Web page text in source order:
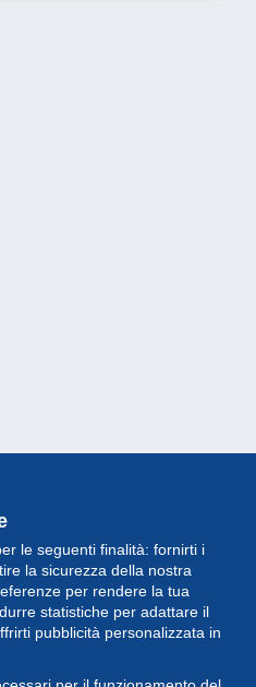
le seguenti finalità: fornirti i
la sicurezza della nostra
per rendere la tua
statistiche per adattare il
pubblicità personalizzata in